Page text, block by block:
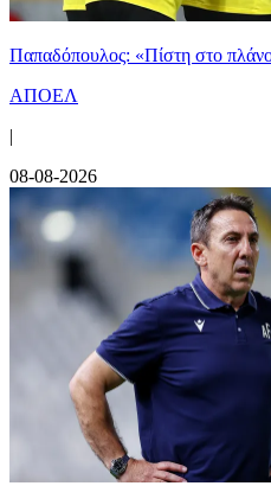
Παπαδόπουλος: «Πίστη στο
ΑΠΟΕΛ
|
08-08-2026